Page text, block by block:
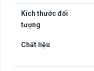
Kích thước đối
tượng
Chất liệu